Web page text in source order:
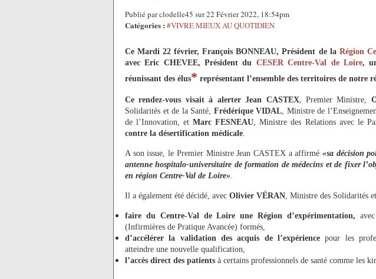
Publié par clodelle45 sur 22 Février 2022, 18:54pm
Catégories : #VIVRE MIEUX AU QUOTIDIEN
Ce Mardi 22 février, François BONNEAU, Président de la Région
avec Eric CHEVEE, Président du CESER Centre-Val de Loire,
réunissant des élus* représentant l’ensemble des territoires de notre
Ce rendez-vous visait à alerter Jean CASTEX, Premier Ministre,
Solidarités et de la Santé, Frédérique VIDAL, Ministre de
de l’Innovation, etMarc FESNEAU, Ministre des Relations avec le
contre la désertification médicale.
A son issue, le Premier Ministre Jean CASTEX a affirmé«sa décision
antenne hospitalo-universitaire de formation de médecins et de fixer
en région Centre-Val de Loire».
Il a également été décidé, avec Olivier VÉRAN, Ministre des Solidarités
faire du Centre-Val de Loire une Région d’expérimentation,
(Infirmières de Pratique Avancée) formés,
d’accélérer la validation des acquis de l’expérience pour les
atteindre une nouvelle qualification,
l’accès direct des patients à certains professionnels de santé comme les